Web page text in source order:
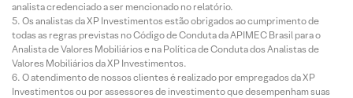
analista credenciado a ser mencionado no relatório.
Os analistas da XP Investimentos estão obrigados ao cumprimento de
todas as regras previstas no Código de Conduta da APIMEC Brasil para o
Analista de Valores Mobiliários e na Política de Conduta dos Analistas de
Valores Mobiliários da XP Investimentos.
O atendimento de nossos clientes é realizado por empregados da XP
Investimentos ou por assessores de investimento que desempenham suas